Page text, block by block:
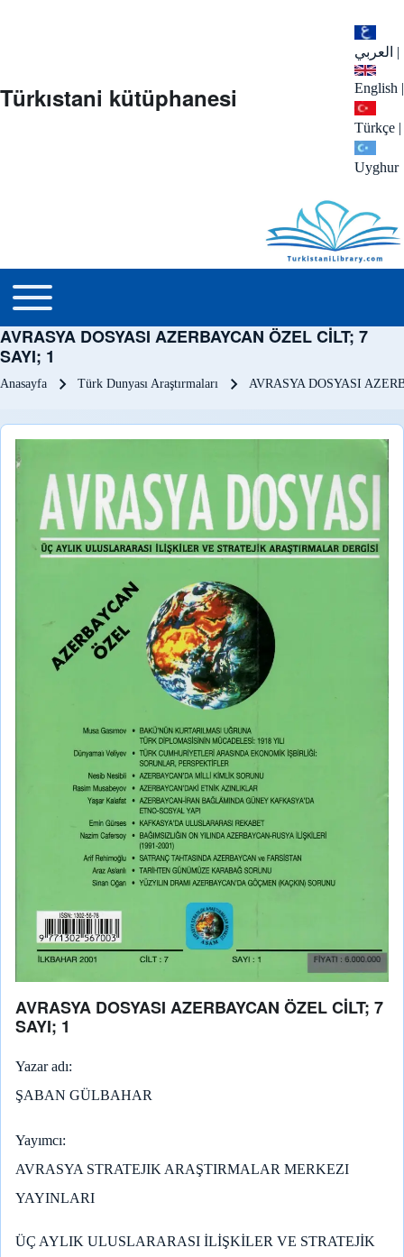
العربي |
English |
Türkçe |
Uyghur
Türkıstani kütüphanesi
menu_tr
Toggle main menu
AVRASYA DOSYASI AZERBAYCAN ÖZEL CİLT; 7
SAYI; 1
Sayfa yolu
Anasayfa Türk Dunyası Araştırmaları AVRASYA DOSYASI
AVRASYA DOSYASI AZERBAYCAN ÖZEL CİLT; 7
SAYI; 1
Yazar adı
ŞABAN GÜLBAHAR
Yayımcı
AVRASYA STRATEJIK ARAŞTIRMALAR MERKEZI
YAYINLARI
ÜÇ AYLIK ULUSLARARASI İLİŞKİLER VE STRATEJİK